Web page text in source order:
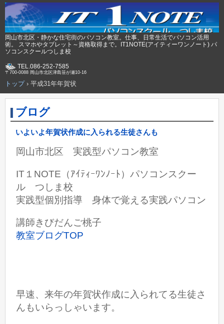
岡山市北区・静かな住宅街のパソコン教室。仕事、日常生活でパソコン活用
術。 スマホやタブレット～資格取得まで。IT1NOTE(アイティーワンノート) パ
ソコンスクールつしま校
TEL.086-252-7585
〒700-0088 岡山市北区津島笹が瀬10-16
トップ› 平成31年年賀状
ブログ
いよいよ年賀状作成に入られる生徒さんも
岡山市北区 実践型パソコン教室
IT１NOTE（ｱｲﾃｨｰﾜﾝﾉｰﾄ）パソコンスクー
ル つしま校
実践型個別指導 身体で覚える実践パソコン
講師きびだんご桃子
教室ブログTOP
早速、来年の年賀状作成に入られてる生徒さ
んもいらっしゃいます。